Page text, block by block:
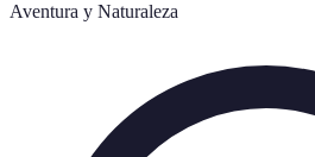
Aventura y Naturaleza